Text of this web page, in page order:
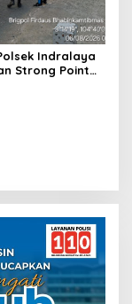
Indralaya
Strong Point